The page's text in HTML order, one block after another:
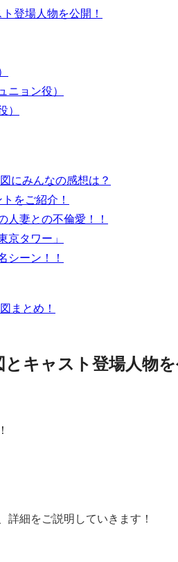
登場人物を公開！
ニョン役）
）
にみんなの感想は？
をご紹介！
人妻との不倫愛！！
タワー」
シーン！！
まとめ！
キャスト登場人物を
詳細をご説明していきます！